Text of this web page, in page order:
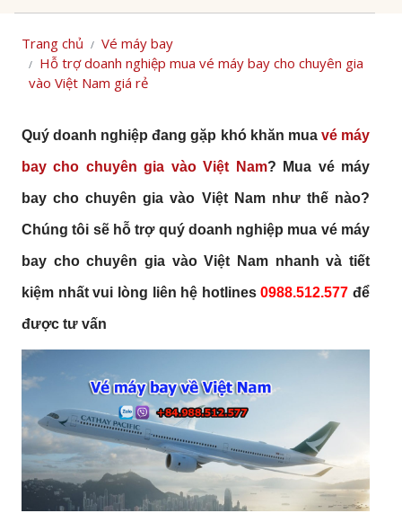
Trang chủ
Vé máy bay
Hỗ trợ doanh nghiệp mua vé máy bay cho chuyên gia
vào Việt Nam giá rẻ
Quý doanh nghiệp đang gặp khó khăn mua vé máy
bay cho chuyên gia vào Việt Nam? Mua vé máy
bay cho chuyên gia vào Việt Namnhư thế nào?
Chúng tôi sẽ hỗ trợ quý doanh nghiệp mua vé máy
bay cho chuyên gia vào Việt Nam nhanh và tiết
kiệm nhất vui lòng liên hệ hotlines0988.512.577 để
được tư vấn